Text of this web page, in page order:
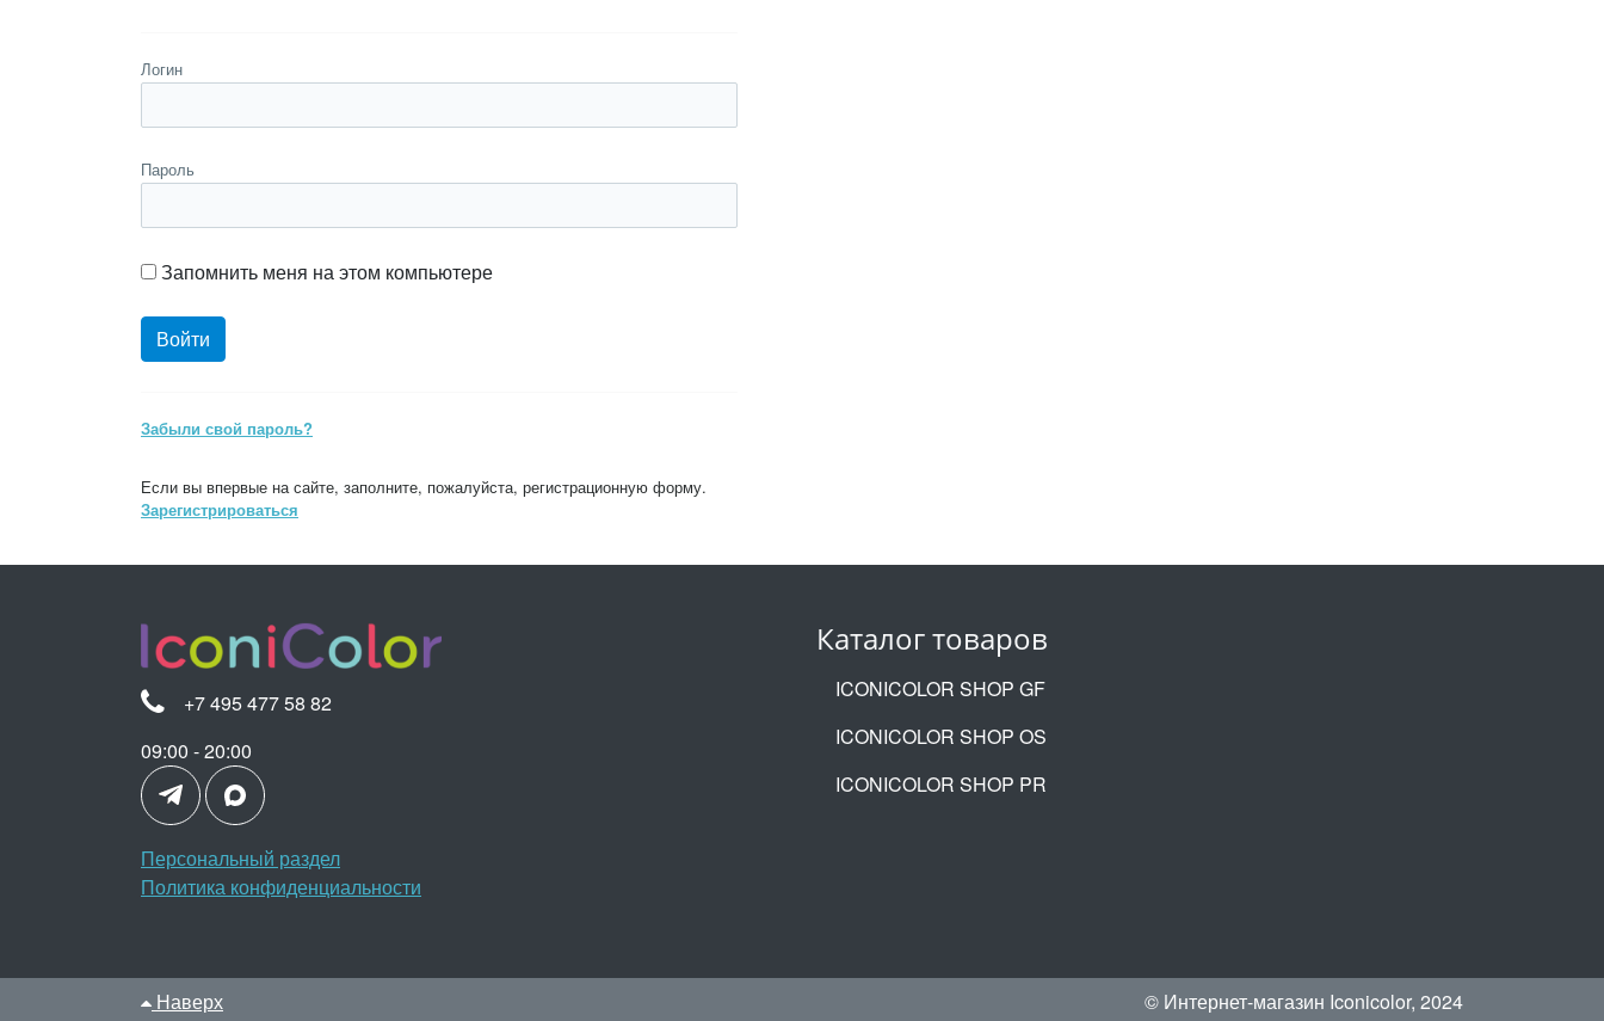
Логин
Пароль
Запомнить меня на этом компьютере
Забыли свой пароль?
Если вы впервые на сайте, заполните, пожалуйста, регистрационную форму.
Зарегистрироваться
Каталог товаров
ICONICOLOR SHOP GF
ICONICOLOR SHOP OS
ICONICOLOR SHOP PR
+7 495 477 58 82
09:00 - 20:00
Персональный раздел
Политика конфиденциальности
Наверх © Интернет-магазин Iconicolor, 2024